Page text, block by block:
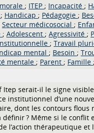
; ITEP ; Incapacité ;
; Handicap ; Pédagogie ;
Secteur médicosocial ;
; Adolescent ; Agressivité ;
; Travail
mental ; Besoin ;
mentale ; Parent ; Famille ;
Itep serait-il le signe
institutionnel d’une
dont les contours flous
définir ? Même si le conflit
l’action thérapeutique et